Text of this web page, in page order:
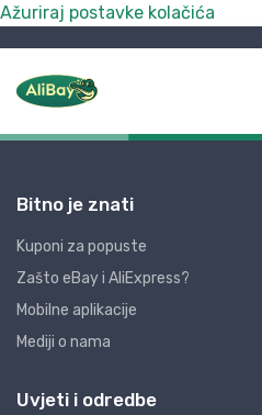
Ažuriraj postavke kolačića
Bitno je znati
Kuponi za popuste
Zašto eBay i AliExpress?
Mobilne aplikacije
Mediji o nama
Uvjeti i odredbe